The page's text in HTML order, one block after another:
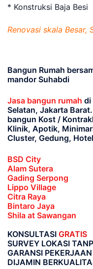
* Konstruksi Baja Besi
Renovasi skala Besar,
Bangun Rumah
mandor Suhabdi
Jasa bangun rumah di
Selatan, Jakarta Barat
bangun Kost /
Klinik, Apotik,
Cluster, Gedung,
BSD City
Alam Sutera
Gading Serpong
Lippo Village
Citra Raya
Bintaro Jaya
Shila at Sawangan
KONSULTASI GRATIS
SURVEY LOKASI
GARANSI PEKERJAAN
DIJAMIN